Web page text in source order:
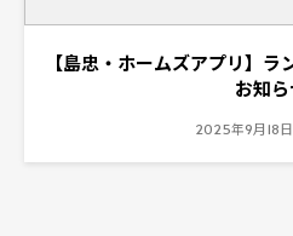
【島忠・ホームズアプリ】
お知
2025年9月18